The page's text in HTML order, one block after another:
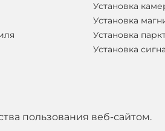
Установка
Установка
Установка
Установка
пользования веб-сайтом.